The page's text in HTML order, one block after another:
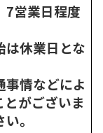
7営業日程度
休業日とな
情などによ
がございま
。